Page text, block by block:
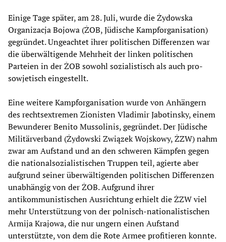
Einige Tage später, am 28. Juli, wurde die Żydowska
Organizacja Bojowa (ŻOB, Jüdische Kampforganisation)
gegründet. Ungeachtet ihrer politischen Differenzen war
die überwältigende Mehrheit der linken politischen
Parteien in der ŻOB sowohl sozialistisch als auch pro-
sowjetisch eingestellt.
Eine weitere Kampforganisation wurde von Anhängern
des rechtsextremen Zionisten Vladimir Jabotinsky, einem
Bewunderer Benito Mussolinis, gegründet. Der Jüdische
Militärverband (Żydowski Związek Wojskowy, ŻZW) nahm
zwar am Aufstand und an den schweren Kämpfen gegen
die nationalsozialistischen Truppen teil, agierte aber
aufgrund seiner überwältigenden politischen Differenzen
unabhängig von der ŻOB. Aufgrund ihrer
antikommunistischen Ausrichtung erhielt die ŻZW viel
mehr Unterstützung von der polnisch-nationalistischen
Armija Krajowa, die nur ungern einen Aufstand
unterstützte, von dem die Rote Armee profitieren konnte.